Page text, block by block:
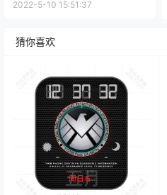
2022-5-10 15:51:37
猜你喜欢